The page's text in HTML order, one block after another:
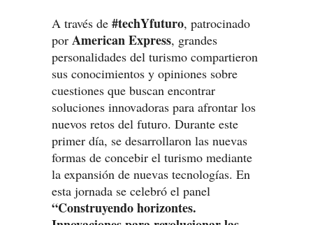
A través de #techYfuturo, patrocinado
por American Express, grandes
personalidades del turismo compartieron
sus conocimientos y opiniones sobre
cuestiones que buscan encontrar
soluciones innovadoras para afrontar los
nuevos retos del futuro. Durante este
primer día, se desarrollaron las nuevas
formas de concebir el turismo mediante
la expansión de nuevas tecnologías. En
esta jornada se celebró el panel
“Construyendo horizontes.